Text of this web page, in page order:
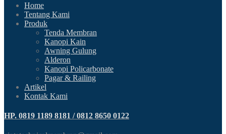
Home
Tentang Kami
Produk
Tenda Membran
Kanopi Kain
Awning Gulung
Alderon
Kanopi Policarbonate
Pagar & Railing
Artikel
Kontak Kami
HP. 0819 1189 8181 / 0812 8650 0122